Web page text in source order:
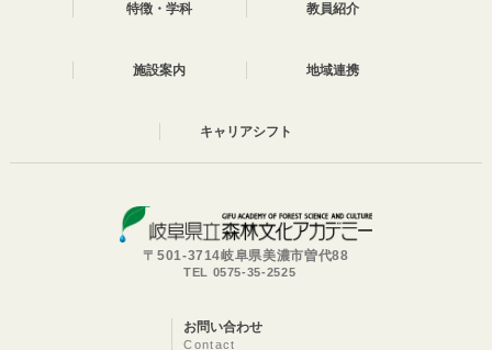
特徴・学科 教員紹介
施設案内 地域連携
キャリアシフト
〒501-3714岐阜県美濃市曽代88
TEL 0575-35-2525
お問い合わせ
Contact